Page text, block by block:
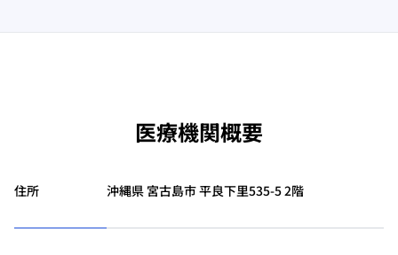
医療機関概要
住所 沖縄県 宮古島市 平良下里535-5 2階